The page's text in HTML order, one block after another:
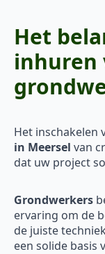
Het
inhuren
Het inschakelen
in Meersel van
dat uw project
Grondwerkers
ervaring om de
de juiste
een solide basis